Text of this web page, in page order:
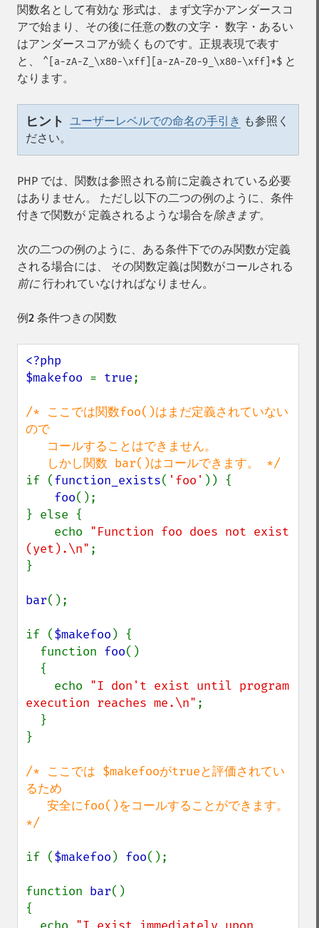
関数名として有効な 形式は、まず文字かアンダースコ
アで始まり、その後に任意の数の文字・ 数字・あるい
はアンダースコアが続くものです。正規表現で表す
と、
^[a-zA-Z_\x80-\xff][a-zA-Z0-9_\x80-\xff]*$ と
なります。
ヒント ユーザーレベルでの命名の手引き も参照く
ださい。
PHP では、関数は参照される前に定義されている必要
はありません。 ただし以下の二つの例のように、条件
付きで関数が 定義されるような場合を除きます。
次の二つの例のように、ある条件下でのみ関数が定義
される場合には、 その関数定義は関数がコールされる
前に 行われていなければなりません。
例2 条件つきの関数
<?php
$makefoo = true;
/* ここでは関数foo()はまだ定義されていない
ので
if (function_exists( 'foo' )) {
foo();
} else {
    echo
"Function foo does not exist
(yet).\n" ;
}
bar();
if ($makefoo ) {
  function
foo()
    echo
"I don't exist until program
execution reaches me.\n" ;
}
/* ここでは $makefooがtrueと評価されてい
るため
*/
if ($makefoo ) foo();
function bar()
{